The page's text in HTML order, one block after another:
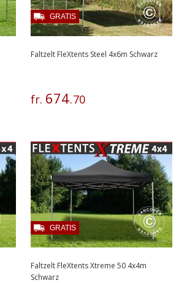
Faltzelt FleXtents Steel 4x6m Schwarz
fr. 674.70
GRATIS
Faltzelt FleXtents Xtreme 50 4x4m
Schwarz
GRATIS